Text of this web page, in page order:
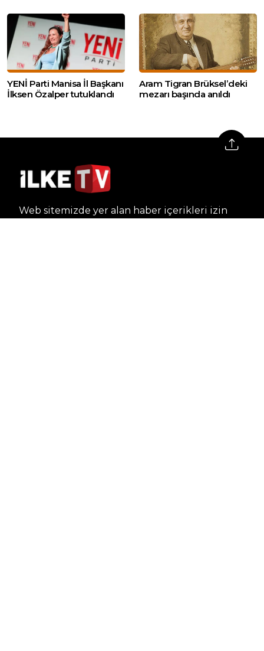
YENİ Parti Manisa İl Başkanı
İlksen Özalper tutuklandı
Aram Tigran Brüksel’deki
mezarı başında anıldı
Web sitemizde yer alan haber içerikleri izin